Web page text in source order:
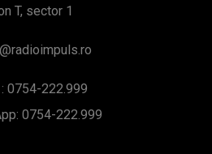
T, sector 1
0754-222.999
0754-222.999